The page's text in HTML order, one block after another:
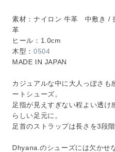
素材：ナイロン 牛革 中敷き /
革
ヒール：1.0cm
木型： 0504
MADE IN JAPAN
カジュアルな中に大人っぽさも
ートシューズ。
足指が見えすぎない程よい透け
らしい足元に。
足首のストラップは長さを3段
Dhyana.のシューズには欠かせ